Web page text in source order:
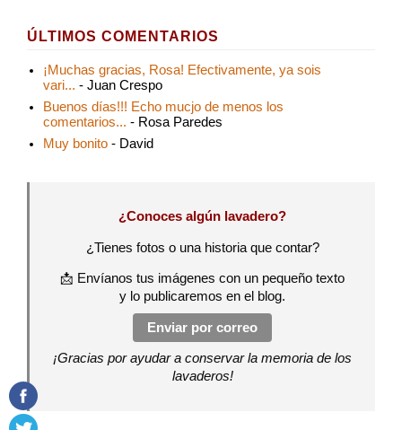
ÚLTIMOS COMENTARIOS
¡Muchas gracias, Rosa! Efectivamente, ya sois
vari... - Juan Crespo
Buenos días!!! Echo mucjo de menos los
comentarios... - Rosa Paredes
Muy bonito - David
¿Conoces algún lavadero?
¿Tienes fotos o una historia que contar?
📩 Envíanos tus imágenes con un pequeño texto
y lo publicaremos en el blog.
Enviar por correo
¡Gracias por ayudar a conservar la memoria de los
lavaderos!